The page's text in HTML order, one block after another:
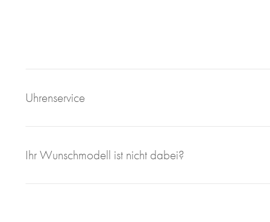
Uhrenservice
Mit großem Engagement, Sachverstand und viel eigener
sorgen wir für einen einwandfreien Uhrenservice bei
Ihr Wunschmodell ist nicht dabei?